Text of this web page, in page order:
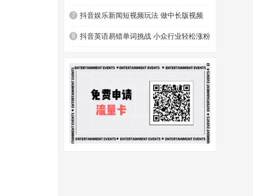
7 抖音娱乐新闻短视频玩法 做中长版视频
8 抖音英语易错单词挑战 小众行业轻松涨粉